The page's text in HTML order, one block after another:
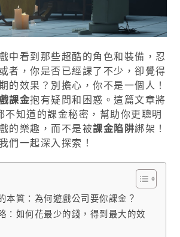
中看到那些超酷的角色和裝備，忍
者，你是否已經課了不少，卻覺得
的效果？別擔心，你不是一個人！
課金抱有疑問和困惑。這篇文章將
不知道的課金秘密，幫助你更聰明
的樂趣，而不是被課金陷阱綁架！
們一起深入探索！
本質：為何遊戲公司要你課金？
：如何花最少的錢，得到最大的效